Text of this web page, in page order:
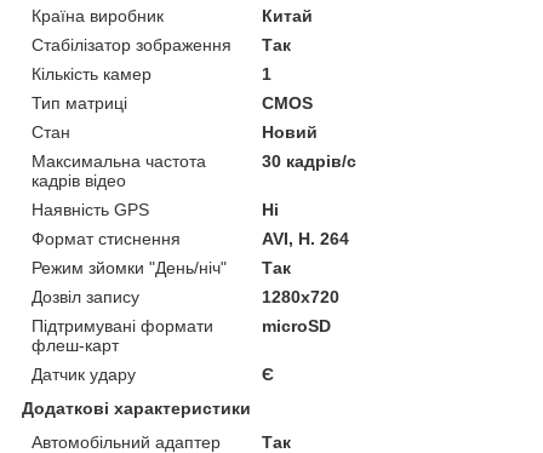
Країна виробник
Китай
Стабілізатор зображення
Так
Кількість камер
1
Тип матриці
CMOS
Стан
Новий
Максимальна частота
кадрів відео
30 кадрів/с
Наявність GPS
Ні
Формат стиснення
AVI, H. 264
Режим зйомки "День/ніч"
Так
Дозвіл запису
1280х720
Підтримувані формати
флеш-карт
microSD
Датчик удару
Є
Додаткові характеристики
Автомобільний адаптер
Так